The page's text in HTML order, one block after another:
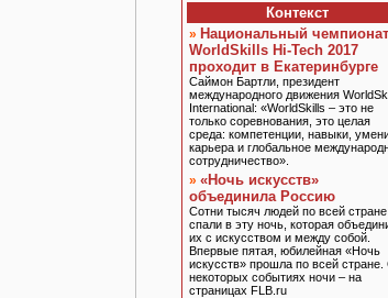
Контекст
» Национальный чемпионат
WorldSkills Hi-Tech 2017
проходит в Екатеринбурге
Саймон Бартли, президент
международного движения
International: «WorldSkills – это не
только соревнования, это целая
среда: компетенции, навыки,
карьера и глобальное
сотрудничество».
» «Ночь искусств»
объединила Россию
Сотни тысяч людей по всей
спали в эту ночь, которая
их с искусством и между собой.
Впервые пятая, юбилейная «Ночь
искусств» прошла по всей стране.
некоторых событиях ночи – на
страницах FLB.ru